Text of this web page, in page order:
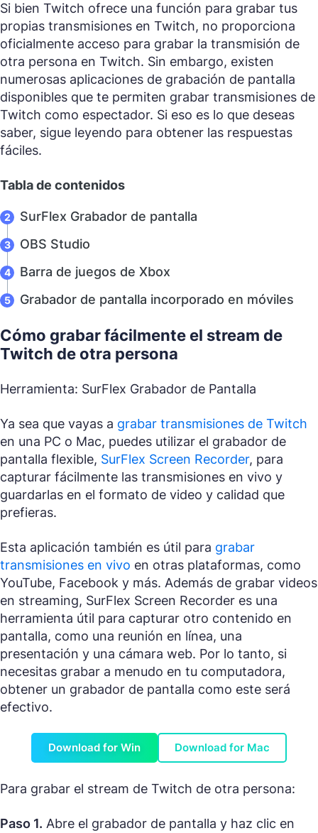
Si bien Twitch ofrece una función para grabar tus
propias transmisiones en Twitch, no proporciona
oficialmente acceso para grabar la transmisión de
otra persona en Twitch. Sin embargo, existen
numerosas aplicaciones de grabación de pantalla
disponibles que te permiten grabar transmisiones de
Twitch como espectador. Si eso es lo que deseas
saber, sigue leyendo para obtener las respuestas
fáciles.
Tabla de contenidos
SurFlex Grabador de pantalla
OBS Studio
Barra de juegos de Xbox
Grabador de pantalla incorporado en móviles
Cómo grabar fácilmente el stream de
Twitch de otra persona
Herramienta: SurFlex Grabador de Pantalla
Ya sea que vayas a grabar transmisiones de Twitch
en una PC o Mac, puedes utilizar el grabador de
pantalla flexible, SurFlex Screen Recorder, para
capturar fácilmente las transmisiones en vivo y
guardarlas en el formato de video y calidad que
prefieras.
Esta aplicación también es útil para grabar
transmisiones en vivo en otras plataformas, como
YouTube, Facebook y más. Además de grabar videos
en streaming, SurFlex Screen Recorder es una
herramienta útil para capturar otro contenido en
pantalla, como una reunión en línea, una
presentación y una cámara web. Por lo tanto, si
necesitas grabar a menudo en tu computadora,
obtener un grabador de pantalla como este será
efectivo.
Download for Win Download for Mac
Para grabar el stream de Twitch de otra persona:
Paso 1. Abre el grabador de pantalla y haz clic en